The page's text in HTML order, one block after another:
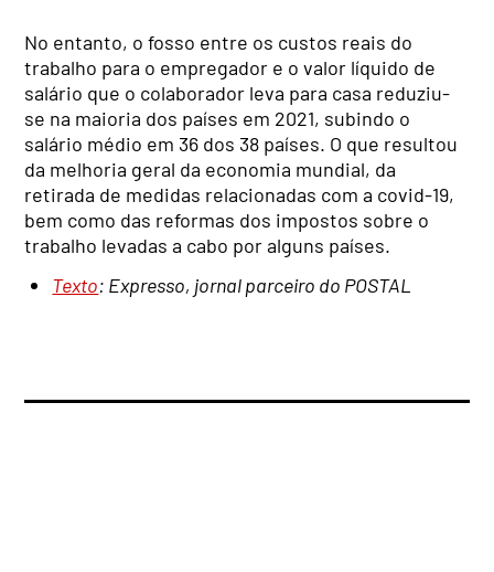
No entanto, o fosso entre os custos reais do
trabalho para o empregador e o valor líquido de
salário que o colaborador leva para casa reduziu-
se na maioria dos países em 2021, subindo o
salário médio em 36 dos 38 países. O que resultou
da melhoria geral da economia mundial, da
retirada de medidas relacionadas com a covid-19,
bem como das reformas dos impostos sobre o
trabalho levadas a cabo por alguns países.
Texto: Expresso, jornal parceiro do POSTAL